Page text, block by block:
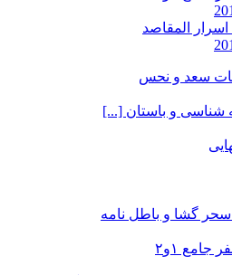
المقاصد
سعد و نحس
شناسی و باستان [...]
گشا و باطل نامه
۱و۲